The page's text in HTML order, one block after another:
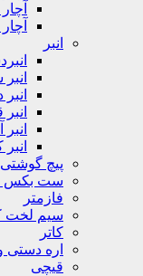
انبر
پیچ گوشتی
ست بکس
فازمتر
سیم لخت
کاتر
اره دستی
قیچی